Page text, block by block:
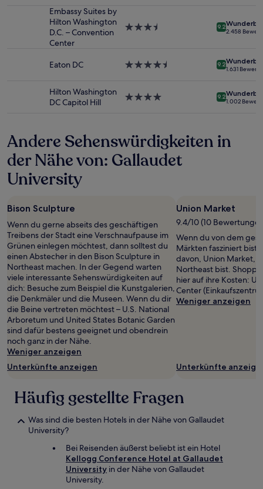
Verfügbarkeiten
zusätzliche
Bedingungen
Embassy Suites by
Hilton Washington
D.C. – Convention
Center
3.5-
9.2
2.458
Eaton DC
4.5-
9.2
1.631
Hilton Washington
DC Capitol Hill
4.0-
9.2
1.002
Andere Sehenswürdigkeiten in
der Nähe von: Gallaudet
University
Bison Sculpture
Wenn du gerne abseits des geschäftigen
Treibens der Stadt eine Verschnaufpause im
Grünen einlegen möchtest, dann solltest du
einen Abstecher in den Bison Sculpture in
Northeast machen. In der Gegend warten
viele interessante Sehenswürdigkeiten auf
dich: Besuche zum Beispiel die Kunstgalerien,
die Denkmäler und die Museen. Wenn du dir
die Beine vertreten möchtest – U.S. National
Arboretum und United States Botanic Garden
sind dafür bestens geeignet und obendrein
noch ganz in der Nähe.
Weniger anzeigen
Unterkünfte anzeigen
Union Market
9.4/10 (10
Wenn du von dem
Märkten fasziniert
davon, Union Market,
Northeast bist.
hier auf ihre Kosten:
Center
Weniger anzeigen
Unterkünfte
Häufig gestellte Fragen
Was sind die besten Hotels in der Nähe von Gallaudet
University?
Bei Reisenden äußerst beliebt ist ein Hotel
Kellogg Conference Hotel at Gallaudet
University in der Nähe von Gallaudet
University.